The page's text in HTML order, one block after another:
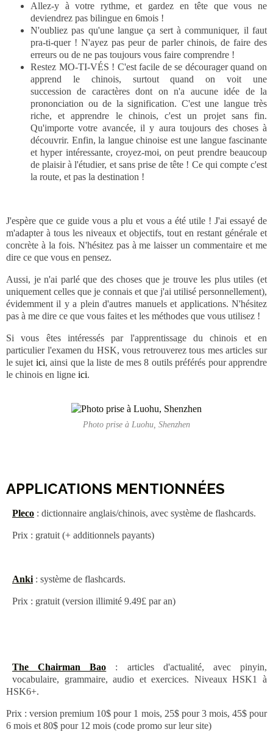
Allez-y à votre rythme, et gardez en tête que vous ne
deviendrez pas bilingue en 6mois !
N'oubliez pas qu'une langue ça sert à communiquer, il faut
pra-ti-quer ! N'ayez pas peur de parler chinois, de faire des
erreurs ou de ne pas toujours vous faire comprendre !
Restez MO-TI-VÉS ! C'est facile de se décourager quand on
apprend le chinois, surtout quand on voit une
succession de caractères dont on n'a aucune idée de la
prononciation ou de la signification. C'est une langue très
riche, et apprendre le chinois, c'est un projet sans fin.
Qu'importe votre avancée, il y aura toujours des choses à
découvrir. Enfin, la langue chinoise est une langue fascinante
et hyper intéressante, croyez-moi, on peut prendre beaucoup
de plaisir à l'étudier, et sans prise de tête ! Ce qui compte c'est
la route, et pas la destination !
J'espère que ce guide vous a plu et vous a été utile ! J'ai essayé de
m'adapter à tous les niveaux et objectifs, tout en restant générale et
concrète à la fois. N'hésitez pas à me laisser un commentaire et me
dire ce que vous en pensez.
Aussi, je n'ai parlé que des choses que je trouve les plus utiles (et
uniquement celles que je connais et que j'ai utilisé personnellement),
évidemment il y a plein d'autres manuels et applications. N'hésitez
pas à me dire ce que vous faites et les méthodes que vous utilisez !
Si vous êtes intéressés par l'apprentissage du chinois et en
particulier l'examen du HSK, vous retrouverez tous mes articles sur
le sujet ici, ainsi que la liste de mes 8 outils préférés pour apprendre
le chinois en ligne ici.
Photo prise à Luohu, Shenzhen
APPLICATIONS MENTIONNÉES
Pleco : dictionnaire anglais/chinois, avec système de flashcards.
Prix : gratuit (+ additionnels payants)
Anki : système de flashcards.
Prix : gratuit (version illimité 9.49£ par an)
The Chairman Bao : articles d'actualité, avec pinyin,
vocabulaire, grammaire, audio et exercices. Niveaux HSK1 à
HSK6+.
Prix : version premium 10$ pour 1 mois, 25$ pour 3 mois, 45$ pour
6 mois et 80$ pour 12 mois (code promo sur leur site)